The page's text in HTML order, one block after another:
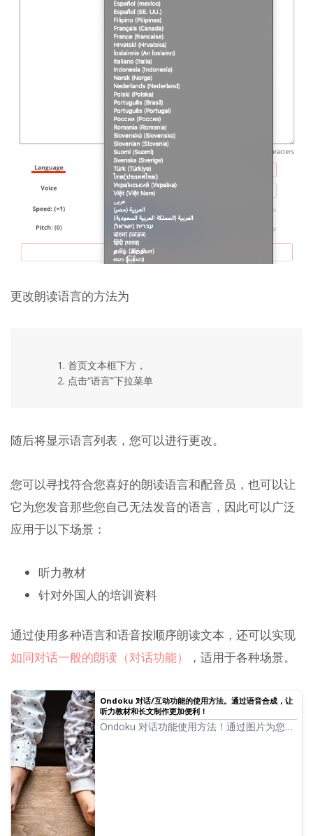
更改朗读语言的方法为
首页文本框下方，
点击“语言”下拉菜单
随后将显示语言列表，您可以进行更改。
您可以寻找符合您喜好的朗读语言和配音员，也可以让
它为您发音那些您自己无法发音的语言，因此可以广泛
应用于以下场景：
听力教材
针对外国人的培训资料
通过使用多种语言和语音按顺序朗读文本，还可以实现
如同对话一般的朗读（对话功能）
，适用于各种场景。
Ondoku 对话/互动功能的使用方法。通过语音合成，让
听力教材和长文制作更加便利！
Ondoku 对话功能使用方法！通过图片为您讲